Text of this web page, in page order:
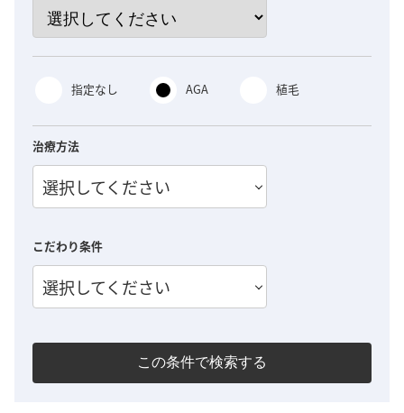
指定なし AGA 植毛
治療方法
選択してください
こだわり条件
選択してください
この条件で検索する